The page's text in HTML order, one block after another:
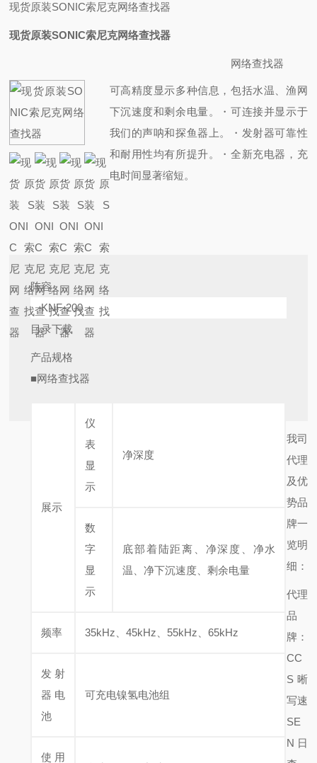
现货原装SONIC索尼克网络查找器
现货原装SONIC索尼克网络查找器
网络查找器
可高精度显示多种信息，包括水温、渔网
下沉速度和剩余电量。
・可连接并显示于
我们的声呐和探鱼器上。・ 发射器可靠性
和耐用性均有所提升。
・全新充电器，充
电时间显著缩短。
阵容
KNF-200
目录下载
产品规格
■网络查找器
展示
仪
表
显
示
净深度
数
字
显
示
底部着陆距离、净深度、净水
温、净下沉速度、剩余电量
频率 35kHz、45kHz、55kHz、65kHz
发射
器电
池
可充电镍氢电池组
使用
我司
代理
及优
势品
牌一
览明
细：
代理
品
牌：
CC
S晰
写速
SE
N日